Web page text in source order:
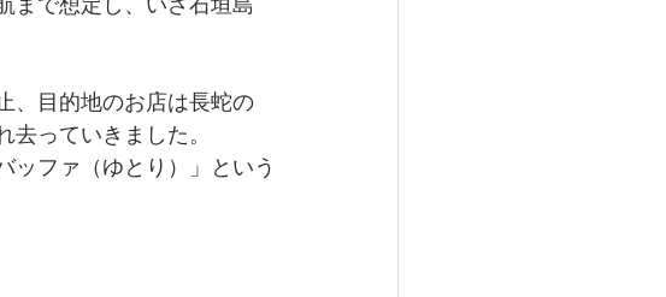
、目的地のお店は長蛇の
っていきました。
ファ（ゆとり）」という